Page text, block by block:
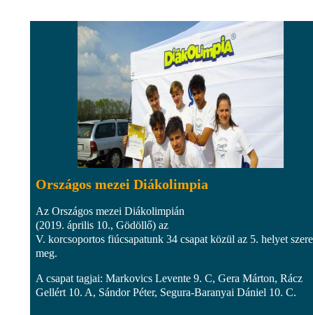
Országos mezei Diákolimpia
Az Országos mezei Diákolimpián
(2019. április 10., Gödöllő) az
V. korcsoportos fiúcsapatunk 34 csapat közül az 5. helyet
meg.
A csapat tagjai: Markovics Levente 9. C, Gera Márton, Rácz
Gellért 10. A, Sándor Péter, Segura-Baranyai Dániel 10. C.